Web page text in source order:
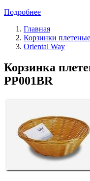
Подробнее
Главная
Корзинки плетеные
Oriental Way
Корзинка
PP001BR